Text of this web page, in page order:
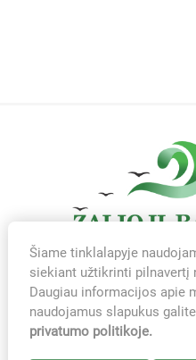
Šiame tinklalapyje
siekiant užtikrinti pilnavertį
Daugiau informacijos apie
naudojamus slapukus
privatumo politikoje.